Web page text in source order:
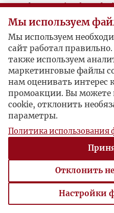
Bohater:Mirosław
Bohater:Wojciech
Józef Święcicki
Bohater:Eugeniusz
Мы используем
Мы используем
сайт работал
также используем
маркетинговые файлы
нам оценивать интерес
промоакции. Вы можете
cookie, отклонить
параметры.
Политика использования
Отклонить
Настройки
Настройки файлов cookie